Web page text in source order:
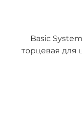
Basic
торцевая для